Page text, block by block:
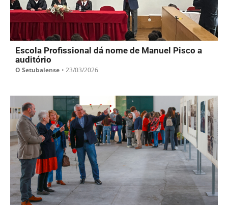
Escola Profissional dá nome de Manuel Pisco a
auditório
O Setubalense • 23/03/2026